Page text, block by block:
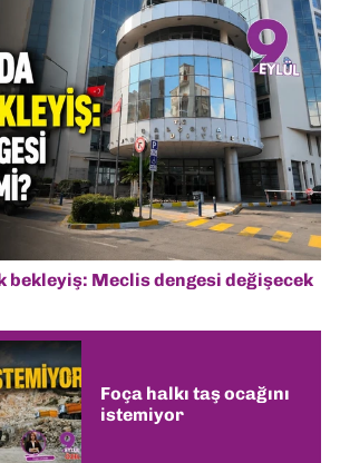
bekleyiş: Meclis dengesi değişecek
Foça halkı taş ocağını
istemiyor